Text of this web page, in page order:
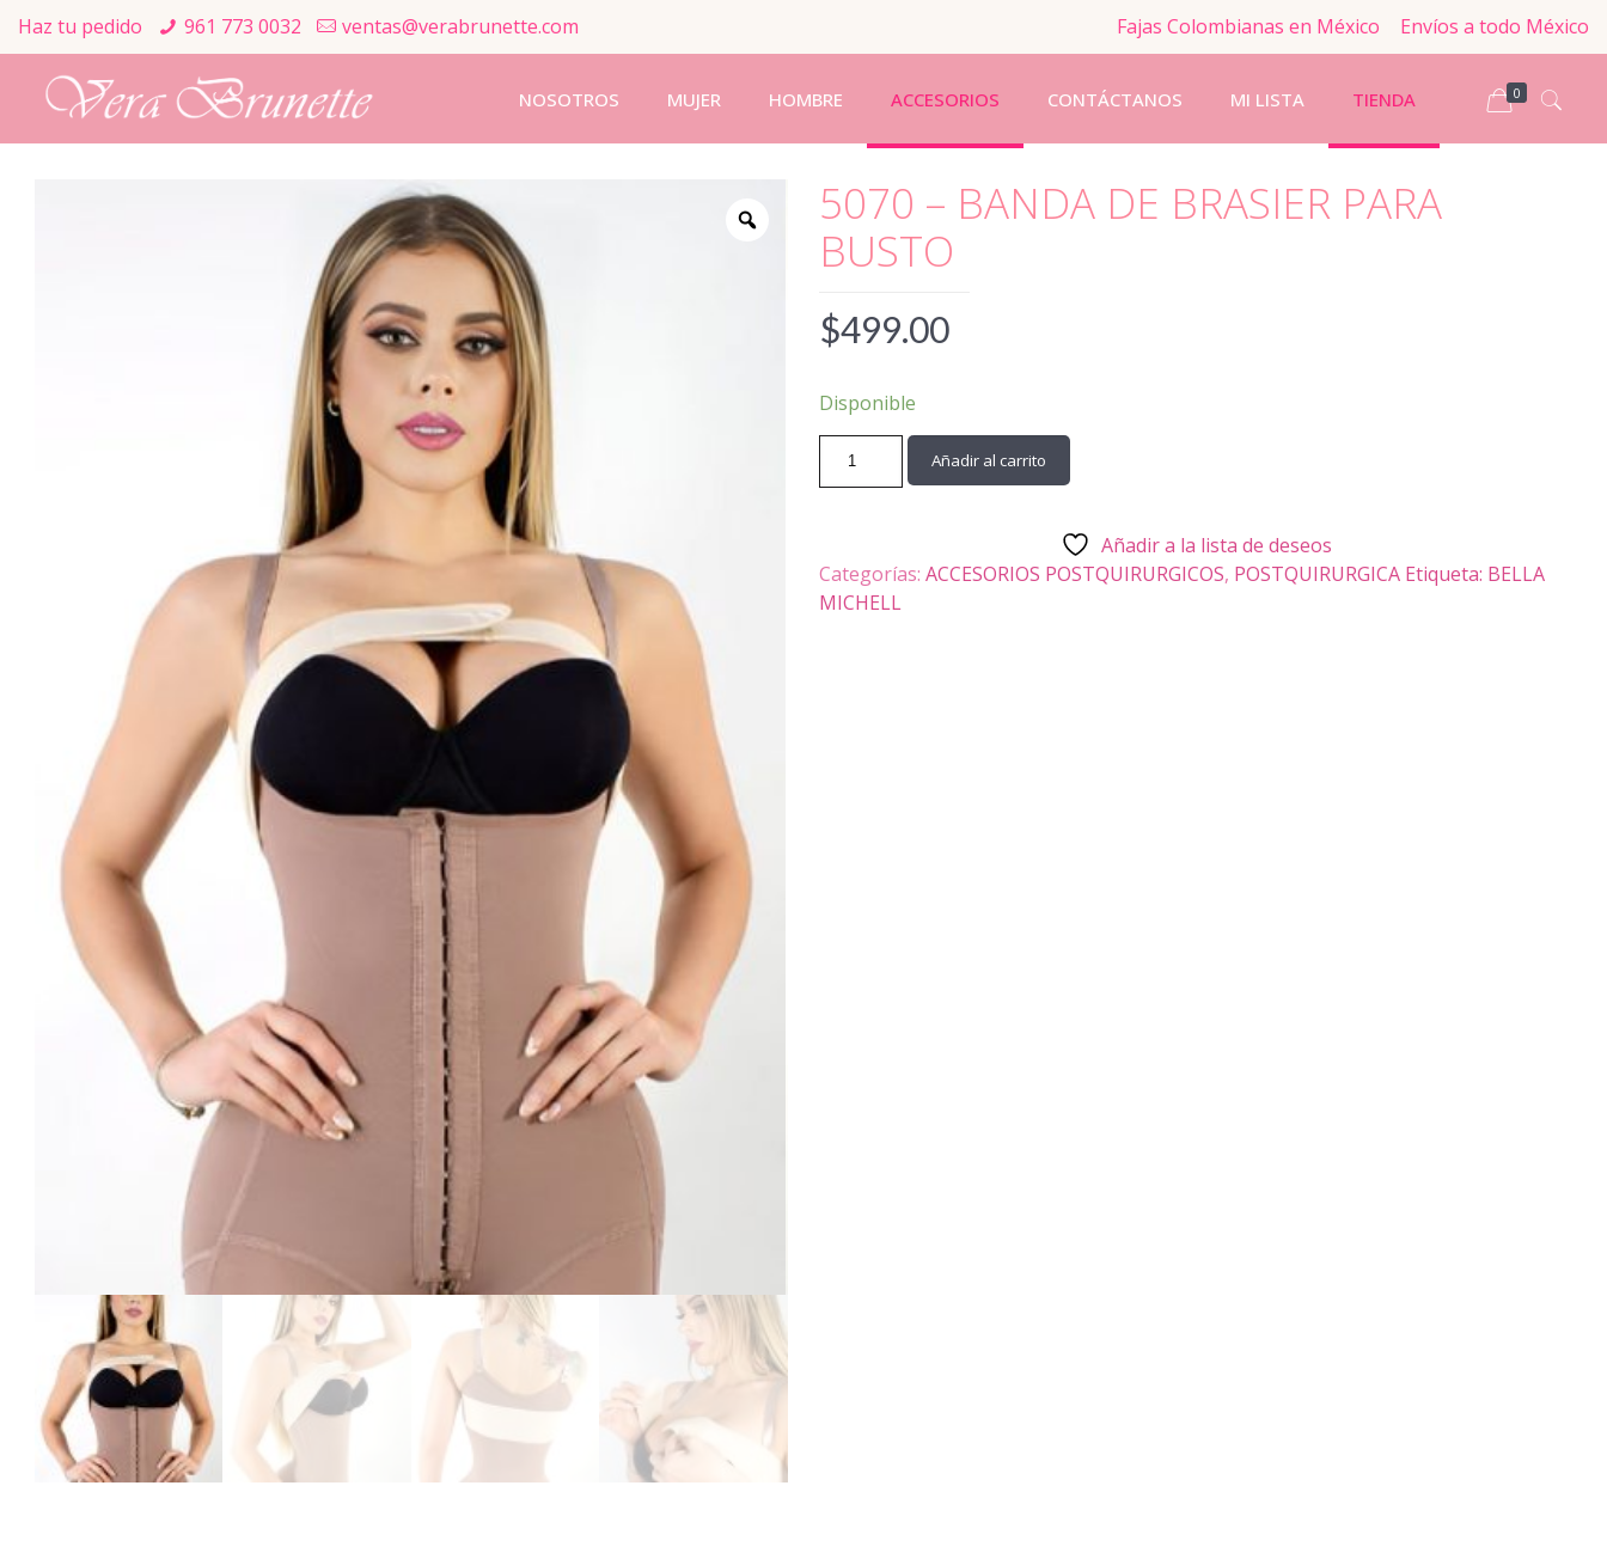
Haz tu pedido 961 773 0032 ventas@verabrunette.com Fajas Colombianas en México Envíos a todo México
NOSOTROS MUJER HOMBRE ACCESORIOS CONTÁCTANOS MI LISTA TIENDA 0
5070 – BANDA DE BRASIER PARA
BUSTO
$499.00
Disponible
5070
BRASIER
PARA
Añadir al carrito
Añadir a la lista de deseos
Categorías:ACCESORIOS POSTQUIRURGICOS, POSTQUIRURGICA Etiqueta: BELLA
MICHELL